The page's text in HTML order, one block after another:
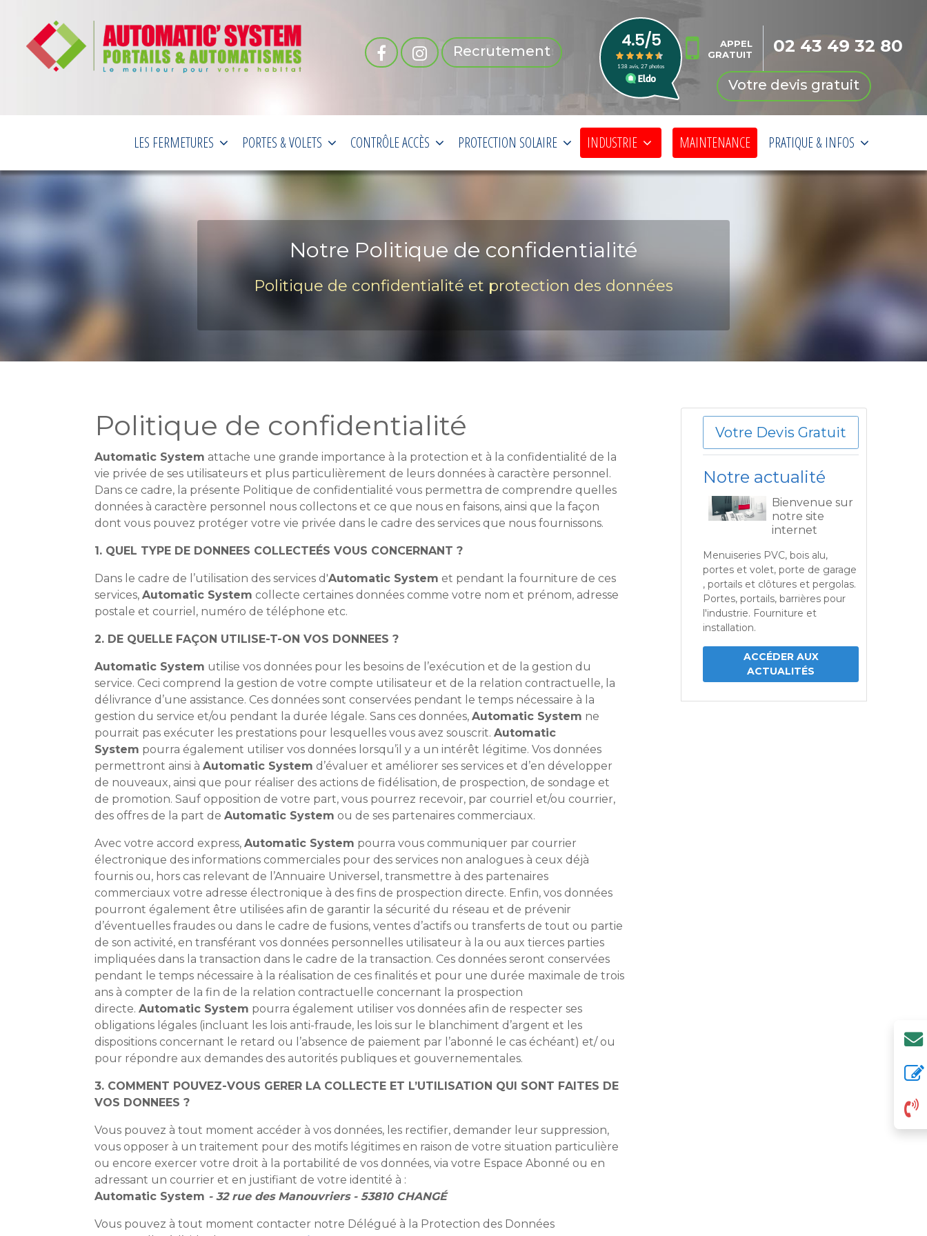
Recrutement
APPEL
GRATUIT
02 43 49 32 80
Votre devis gratuit
LES FERMETURES PORTES & VOLETS CONTRÔLE ACCÈS PROTECTION SOLAIRE INDUSTRIE MAINTENANCE PRATIQUE & INFOS
Notre Politique de confidentialité
Politique de confidentialité et protection des données
Politique de confidentialité
Automatic System attache une grande importance à la protection et à la confidentialité de la
vie privée de ses utilisateurs et plus particulièrement de leurs données à caractère personnel.
Dans ce cadre, la présente Politique de confidentialité vous permettra de comprendre quelles
données à caractère personnel nous collectons et ce que nous en faisons, ainsi que la façon
dont vous pouvez protéger votre vie privée dans le cadre des services que nous fournissons.
1. QUEL TYPE DE DONNEES COLLECTEÉS VOUS CONCERNANT ?
Dans le cadre de l’utilisation des services d'Automatic System et pendant la fourniture de ces
services, Automatic System collecte certaines données comme votre nom et prénom, adresse
postale et courriel, numéro de téléphone etc.
2. DE QUELLE FAÇON UTILISE-T-ON VOS DONNEES ?
Automatic System utilise vos données pour les besoins de l’exécution et de la gestion du
service. Ceci comprend la gestion de votre compte utilisateur et de la relation contractuelle, la
délivrance d’une assistance. Ces données sont conservées pendant le temps nécessaire à la
gestion du service et/ou pendant la durée légale. Sans ces données, Automatic System ne
pourrait pas exécuter les prestations pour lesquelles vous avez souscrit. Automatic
System pourra également utiliser vos données lorsqu’il y a un intérêt légitime. Vos données
permettront ainsi à Automatic System d’évaluer et améliorer ses services et d’en développer
de nouveaux, ainsi que pour réaliser des actions de fidélisation, de prospection, de sondage et
de promotion. Sauf opposition de votre part, vous pourrez recevoir, par courriel et/ou courrier,
des offres de la part de Automatic System ou de ses partenaires commerciaux.
Avec votre accord express, Automatic System pourra vous communiquer par courrier
électronique des informations commerciales pour des services non analogues à ceux déjà
fournis ou, hors cas relevant de l’Annuaire Universel, transmettre à des partenaires
commerciaux votre adresse électronique à des fins de prospection directe. Enfin, vos données
pourront également être utilisées afin de garantir la sécurité du réseau et de prévenir
d’éventuelles fraudes ou dans le cadre de fusions, ventes d’actifs ou transferts de tout ou partie
de son activité, en transférant vos données personnelles utilisateur à la ou aux tierces parties
impliquées dans la transaction dans le cadre de la transaction. Ces données seront conservées
pendant le temps nécessaire à la réalisation de ces finalités et pour une durée maximale de trois
ans à compter de la fin de la relation contractuelle concernant la prospection
directe. Automatic System pourra également utiliser vos données afin de respecter ses
obligations légales (incluant les lois anti-fraude, les lois sur le blanchiment d’argent et les
dispositions concernant le retard ou l’absence de paiement par l’abonné le cas échéant) et/ ou
pour répondre aux demandes des autorités publiques et gouvernementales.
3. COMMENT POUVEZ-VOUS GERER LA COLLECTE ET L’UTILISATION QUI SONT FAITES DE
VOS DONNEES ?
Vous pouvez à tout moment accéder à vos données, les rectifier, demander leur suppression,
vous opposer à un traitement pour des motifs légitimes en raison de votre situation particulière
ou encore exercer votre droit à la portabilité de vos données, via votre Espace Abonné ou en
adressant un courrier et en justifiant de votre identité à :
Automatic System - 32 rue des Manouvriers - 53810 CHANGÉ
Vous pouvez à tout moment contacter notre Délégué à la Protection des Données
Votre Devis Gratuit
Notre actualité
Bienvenue sur
notre site
internet
Menuiseries PVC, bois alu,
portes et volet, porte de garage
, portails et clôtures et pergolas.
Portes, portails, barrières pour
l'industrie. Fourniture et
installation.
ACCÉDER AUX
ACTUALITÉS